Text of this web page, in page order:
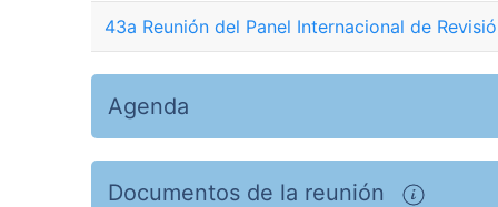
43a Reunión del Panel Internacional de
Agenda
Documentos de la reunión